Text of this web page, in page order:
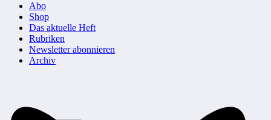
Abo
Shop
Das aktuelle Heft
Rubriken
Newsletter abonnieren
Archiv